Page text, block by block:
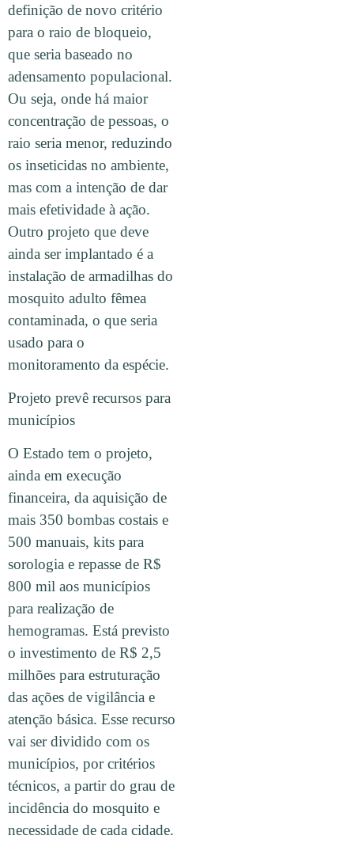
definição de novo critério
para o raio de bloqueio,
que seria baseado no
adensamento populacional.
Ou seja, onde há maior
concentração de pessoas, o
raio seria menor, reduzindo
os inseticidas no ambiente,
mas com a intenção de dar
mais efetividade à ação.
Outro projeto que deve
ainda ser implantado é a
instalação de armadilhas do
mosquito adulto fêmea
contaminada, o que seria
usado para o
monitoramento da espécie.
Projeto prevê recursos para
municípios
O Estado tem o projeto,
ainda em execução
financeira, da aquisição de
mais 350 bombas costais e
500 manuais, kits para
sorologia e repasse de R$
800 mil aos municípios
para realização de
hemogramas. Está previsto
o investimento de R$ 2,5
milhões para estruturação
das ações de vigilância e
atenção básica. Esse recurso
vai ser dividido com os
municípios, por critérios
técnicos, a partir do grau de
incidência do mosquito e
necessidade de cada cidade.